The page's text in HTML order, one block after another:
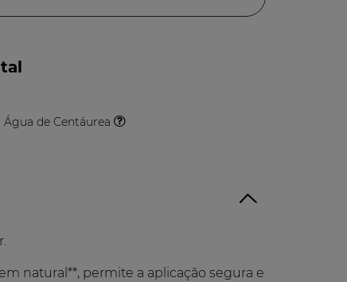
O
Água de Centáurea
natural**, permite a aplicação segura e